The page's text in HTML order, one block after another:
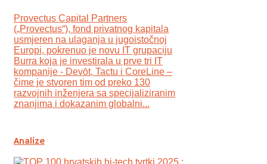
Provectus Capital Partners
(„Provectus“), fond privatnog kapitala
usmjeren na ulaganja u jugoistočnoj
Europi, pokrenuo je novu IT grupaciju
Burra koja je investirala u prve tri IT
kompanije - Devōt, Tactu i CoreLine –
čime je stvoren tim od preko 130
razvojnih inženjera sa specijaliziranim
znanjima i dokazanim globalni...
Analize